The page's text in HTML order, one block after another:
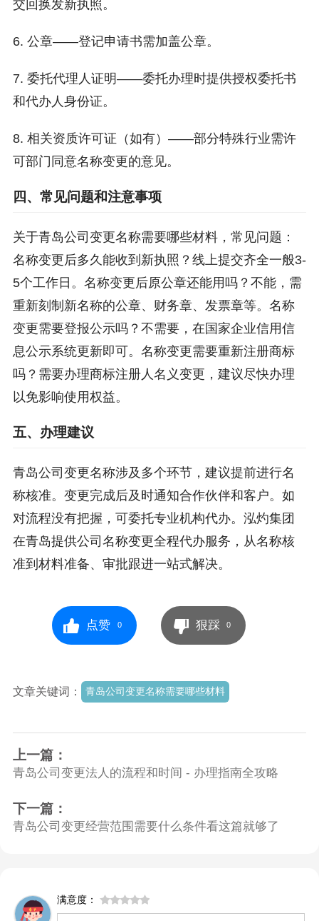
交回换发新执照。
6. 公章——登记申请书需加盖公章。
7. 委托代理人证明——委托办理时提供授权委托书
和代办人身份证。
8. 相关资质许可证（如有）——部分特殊行业需许
可部门同意名称变更的意见。
四、常见问题和注意事项
关于青岛公司变更名称需要哪些材料，常见问题：
名称变更后多久能收到新执照？线上提交齐全一般3-
5个工作日。名称变更后原公章还能用吗？不能，需
重新刻制新名称的公章、财务章、发票章等。名称
变更需要登报公示吗？不需要，在国家企业信用信
息公示系统更新即可。名称变更需要重新注册商标
吗？需要办理商标注册人名义变更，建议尽快办理
以免影响使用权益。
五、办理建议
青岛公司变更名称涉及多个环节，建议提前进行名
称核准。变更完成后及时通知合作伙伴和客户。如
对流程没有把握，可委托专业机构代办。泓灼集团
在青岛提供公司名称变更全程代办服务，从名称核
准到材料准备、审批跟进一站式解决。
点赞 0 狠踩 0
文章关键词： 青岛公司变更名称需要哪些材料
上一篇：
青岛公司变更法人的流程和时间 - 办理指南全攻略
下一篇：
青岛公司变更经营范围需要什么条件看这篇就够了
满意度：